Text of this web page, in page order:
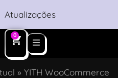
Atualizações
0
» YITH WooCommerce